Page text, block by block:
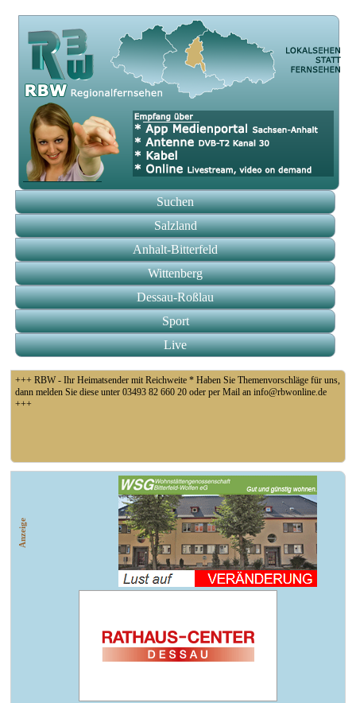
Suchen
Salzland
Anhalt-Bitterfeld
Wittenberg
Dessau-Roßlau
Sport
Live
+++ RBW - Ihr Heimatsender mit Reichweite * Haben Sie Themenvorschläge für uns,
dann melden Sie diese unter 03493 82 660 20 oder per Mail an info@rbwonline.de
+++
+++ Fußball Oberliga Süd 1. Spieltag: SG Union Sandersdorf - VfB 1921 Krieschow,
Anzeige